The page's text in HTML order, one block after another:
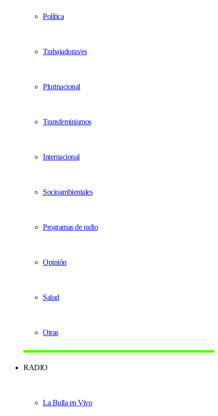
Política
Trabajadoras/es
Plurinacional
Transfeminismos
Internacional
Socioambientales
Programas de radio
Opinión
Salud
Otras
RADIO
La Bulla en Vivo